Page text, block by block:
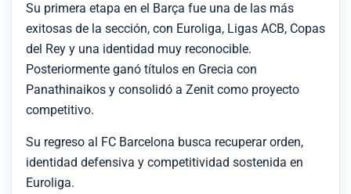
Su primera etapa en el Barça fue una de las más
exitosas de la sección, con Euroliga, Ligas ACB, Copas
del Rey y una identidad muy reconocible.
Posteriormente ganó títulos en Grecia con
Panathinaikos y consolidó a Zenit como proyecto
competitivo.
Su regreso al FC Barcelona busca recuperar orden,
identidad defensiva y competitividad sostenida en
Euroliga.